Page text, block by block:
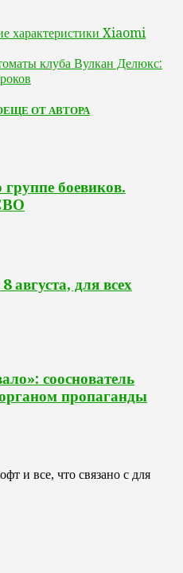
характеристики Xiaomi
клуба Вулкан Делюкс:
ЕЩЕ ОТ АВТОРА
боевиков.
августа, для всех
сооснователь
пропаганды
и все, что связано с для